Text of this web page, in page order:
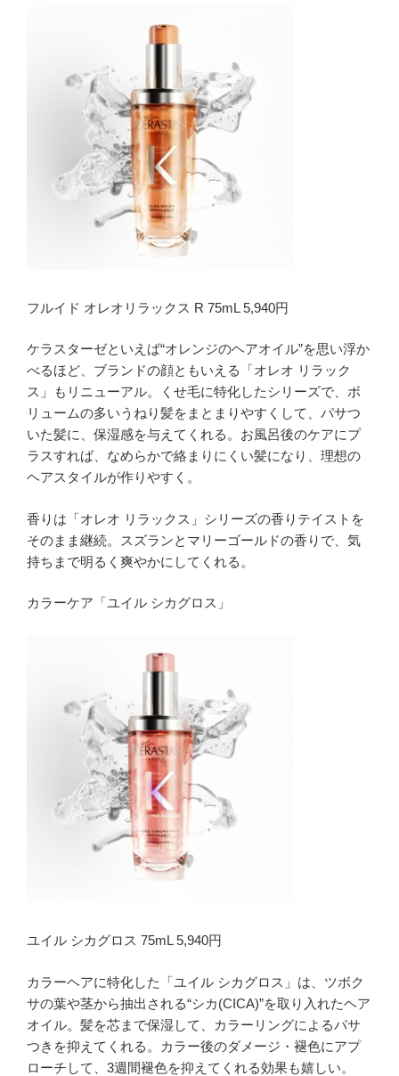
フルイド オレオリラックス R 75mL 5,940円
ケラスターゼといえば“オレンジのヘアオイル”を思い浮か
べるほど、ブランドの顔ともいえる「オレオ リラック
ス」もリニューアル。くせ毛に特化したシリーズで、ボ
リュームの多いうねり髪をまとまりやすくして、パサつ
いた髪に、保湿感を与えてくれる。お風呂後のケアにプ
ラスすれば、なめらかで絡まりにくい髪になり、理想の
ヘアスタイルが作りやすく。
香りは「オレオ リラックス」シリーズの香りテイストを
そのまま継続。スズランとマリーゴールドの香りで、気
持ちまで明るく爽やかにしてくれる。
カラーケア「ユイル シカグロス」
ユイル シカグロス 75mL 5,940円
カラーヘアに特化した「ユイル シカグロス」は、ツボク
サの葉や茎から抽出される“シカ(CICA)”を取り入れたヘア
オイル。髪を芯まで保湿して、カラーリングによるパサ
つきを抑えてくれる。カラー後のダメージ・褪色にアプ
ローチして、3週間褪色を抑えてくれる効果も嬉しい。